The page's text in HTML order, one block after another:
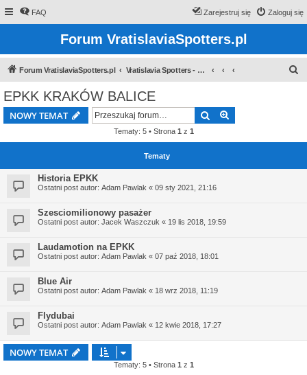
FAQ Zaloguj się
Zarejestruj się
Forum VratislaviaSpotters.pl
Forum VratislaviaSpotters.pl Vratislavia Spotters - Wroclawska grupa spotterska
EPKK KRAKÓW BALICE
NOWY TEMAT Szukaj
Tematy: 5 • Strona 1 z 1
Tematy
Historia EPKK
Ostatni post autor: Adam Pawlak « 09 sty 2021, 21:16
Szesciomilionowy pasażer
Ostatni post autor: Jacek Waszczuk « 19 lis 2018, 19:59
Laudamotion na EPKK
Ostatni post autor: Adam Pawlak « 07 paź 2018, 18:01
Blue Air
Ostatni post autor: Adam Pawlak « 18 wrz 2018, 11:19
Flydubai
Ostatni post autor: Adam Pawlak « 12 kwie 2018, 17:27
NOWY TEMAT
Tematy: 5 • Strona 1 z 1